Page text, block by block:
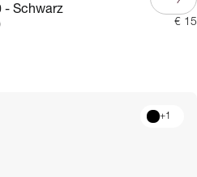
- Schwarz
€ 15
+1